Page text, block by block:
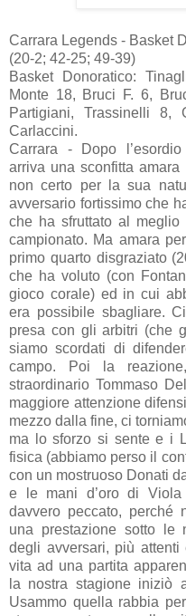
Carrara Legends - Basket
(20-2; 42-25; 49-39)
Basket Donoratico:
Monte 18, Bruci F. 6,
Partigiani, Trassinelli
Carlaccini.
Carrara - Dopo
arriva una sconfitta
non certo per la sua
avversario fortissimo che
che ha sfruttato al
campionato. Ma amara
primo quarto disgraziato
che ha voluto (con
gioco corale) ed in cui
era possibile sbagliare.
presa con gli arbitri (che
siamo scordati di
campo. Poi la
straordinario Tommaso
maggiore attenzione
mezzo dalla fine, ci
ma lo sforzo si sente e i
fisica (abbiamo perso il
con un mostruoso Donati
e le mani d’oro di
davvero peccato, perché
una prestazione sotto le
degli avversari, più
vita ad una partita
la nostra stagione iniziò
Usammo quella rabbia